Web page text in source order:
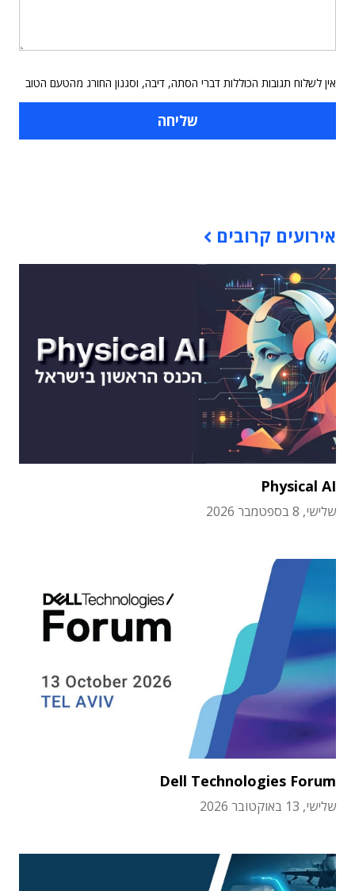
אין לשלוח תגובות הכוללות דברי הסתה, דיבה, וסגנון החורג מהטעם הטוב
אירועים קרובים
Physical AI
שלישי, 8 בספטמבר 2026
Dell Technologies Forum
שלישי, 13 באוקטובר 2026